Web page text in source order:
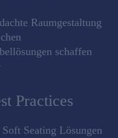
Raumgestaltung
schaffen
Practices
Seating Lösungen